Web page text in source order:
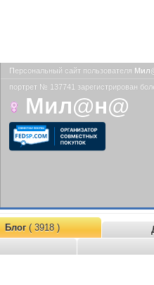
Персональный сайт пользователя
портрет № 137741 зарегистрирован
Мил@н@
Блог( 3918 )